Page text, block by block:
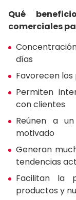
Qué
comerciales
días
Favorecen
Permiten
con clientes
Reúnen a
motivado
Generan
tendencias
Facilitan la
productos y